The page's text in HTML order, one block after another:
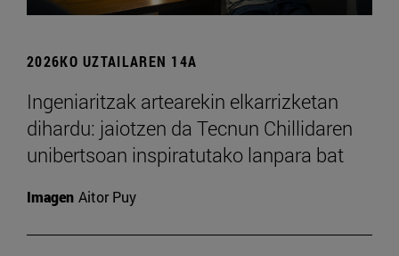
2026KO UZTAILAREN 14A
Ingeniaritzak artearekin elkarrizketan
dihardu: jaiotzen da Tecnun Chillidaren
unibertsoan inspiratutako lanpara bat
Imagen Aitor Puy